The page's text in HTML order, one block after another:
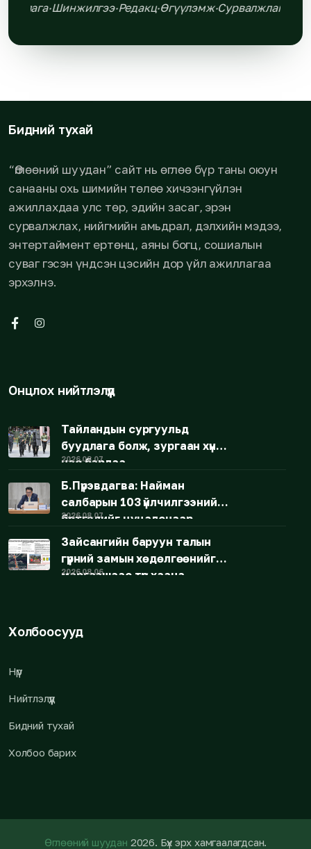
·Шинжилгээ·Редакц·Өгүүлэмж·Сурвалжлага
Бидний тухай
“Өглөөний шуудан” сайт нь өглөө бүр таны оюун
санааны охь шимийн төлөө хичээнгүйлэн
ажиллахдаа улс төр, эдийн засаг, эрэн
сурвалжлах, нийгмийн амьдрал, дэлхийн мэдээ,
энтертаймент ертөнц, аяны богц, сошиалын
суваг гэсэн үндсэн цэсийн дор үйл ажиллагаа
эрхэлнэ.
Онцлох нийтлэлүүд
Тайландын сургуульд
буудлага болж, зургаан хүн
нас барлаа
2026.08.07
Б.Пүрэвдагва: Найман
салбарын 103 үйлчилгээний
бүртгэлийг цуцалснаар
бизнес эрхлэхэд таатай
нөхцөл бүрдэнэ
2026.08.07
Зайсангийн баруун талын
гүүрний замын хөдөлгөөнийг
маргаашаас түр хаана
2026.08.06
Холбоосууд
Нүүр
Нийтлэлүүд
Бидний тухай
Холбоо барих
Өглөөний шуудан 2026. Бүх эрх хамгаалагдсан.